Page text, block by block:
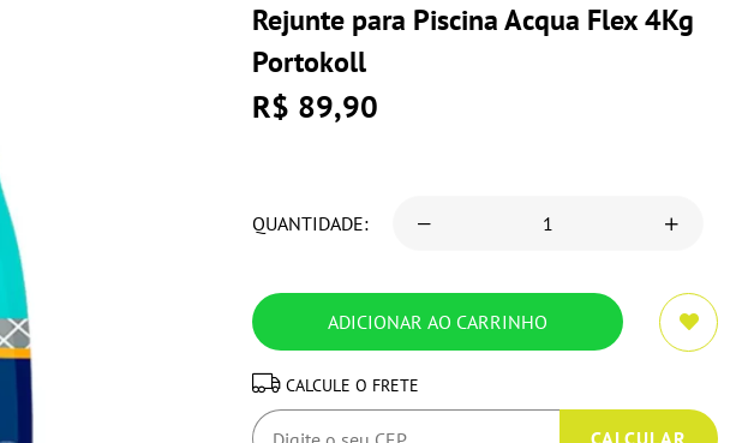
Rejunte para Piscina Acqua Flex 4Kg
Portokoll
R$ 89,90
QUANTIDADE:
CALCULE O FRETE